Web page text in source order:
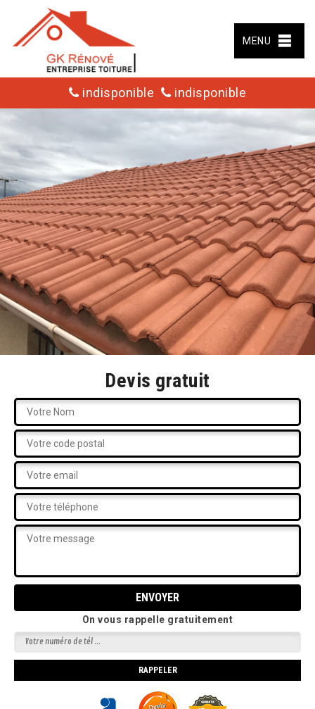
MENU
indisponible indisponible
Devis gratuit
On vous rappelle gratuitement